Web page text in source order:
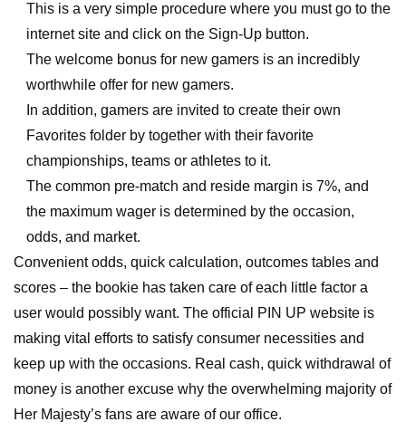
This is a very simple procedure where you must go to the
internet site and click on the Sign-Up button.
The welcome bonus for new gamers is an incredibly
worthwhile offer for new gamers.
In addition, gamers are invited to create their own
Favorites folder by together with their favorite
championships, teams or athletes to it.
The common pre-match and reside margin is 7%, and
the maximum wager is determined by the occasion,
odds, and market.
Convenient odds, quick calculation, outcomes tables and
scores – the bookie has taken care of each little factor a
user would possibly want. The official PIN UP website is
making vital efforts to satisfy consumer necessities and
keep up with the occasions. Real cash, quick withdrawal of
money is another excuse why the overwhelming majority of
Her Majesty’s fans are aware of our office.